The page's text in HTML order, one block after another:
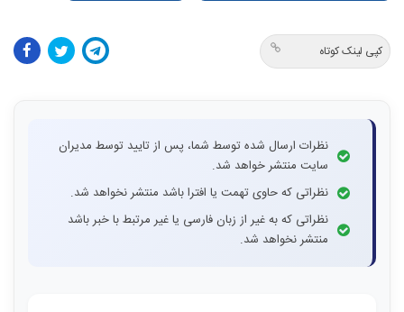
کپی لینک کوتاه
نظرات ارسال شده توسط شما، پس از تایید توسط مدیران
سایت منتشر خواهد شد.
نظراتی که حاوی تهمت یا افترا باشد منتشر نخواهد شد.
نظراتی که به غیر از زبان فارسی یا غیر مرتبط با خبر باشد
منتشر نخواهد شد.